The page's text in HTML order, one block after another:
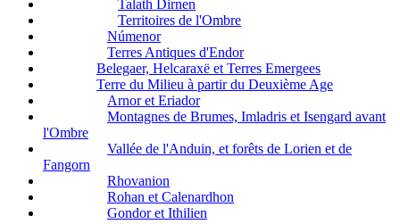
Talath Dirnen
Territoires de l'Ombre
Númenor
Terres Antiques d'Endor
Belegaer, Helcaraxë et Terres Emergees
Terre du Milieu à partir du Deuxième Age
Arnor et Eriador
Montagnes de Brumes, Imladris et Isengard avant
l'Ombre
Vallée de l'Anduin, et forêts de Lorien et de
Fangorn
Rhovanion
Rohan et Calenardhon
Gondor et Ithilien